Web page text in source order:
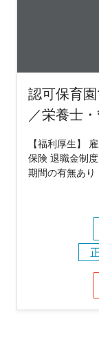
認可保育
／栄養士
【福利厚生】
保険 退職金制
期間の有無あり